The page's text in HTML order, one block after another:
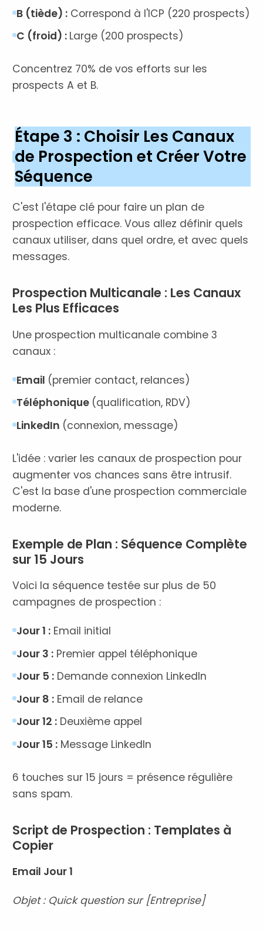
B (tiède) : Correspond à l'ICP (220 prospects)
C (froid) : Large (200 prospects)
Concentrez 70% de vos efforts sur les
prospects A et B.
Étape 3 : Choisir Les Canaux
de Prospection et Créer Votre
Séquence
C'est l'étape clé pour faire un plan de
prospection efficace. Vous allez définir quels
canaux utiliser, dans quel ordre, et avec quels
messages.
Prospection Multicanale : Les Canaux
Les Plus Efficaces
Une prospection multicanale combine 3
canaux :
Email (premier contact, relances)
Téléphonique (qualification, RDV)
LinkedIn (connexion, message)
L'idée : varier les canaux de prospection pour
augmenter vos chances sans être intrusif.
C'est la base d'une prospection commerciale
moderne.
Exemple de Plan : Séquence Complète
sur 15 Jours
Voici la séquence testée sur plus de 50
campagnes de prospection :
Jour 1 : Email initial
Jour 3 : Premier appel téléphonique
Jour 5 : Demande connexion LinkedIn
Jour 8 : Email de relance
Jour 12 : Deuxième appel
Jour 15 : Message LinkedIn
6 touches sur 15 jours = présence régulière
sans spam.
Script de Prospection : Templates à
Copier
Email Jour 1
Objet : Quick question sur [Entreprise]